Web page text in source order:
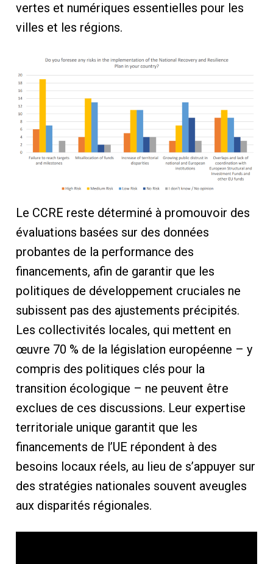
vertes et numériques essentielles pour les
villes et les régions.
Le CCRE reste déterminé à promouvoir des
évaluations basées sur des données
probantes de la performance des
financements, afin de garantir que les
politiques de développement cruciales ne
subissent pas des ajustements précipités.
Les collectivités locales, qui mettent en
œuvre 70 % de la législation européenne – y
compris des politiques clés pour la
transition écologique – ne peuvent être
exclues de ces discussions. Leur expertise
territoriale unique garantit que les
financements de l’UE répondent à des
besoins locaux réels, au lieu de s’appuyer sur
des stratégies nationales souvent aveugles
aux disparités régionales.